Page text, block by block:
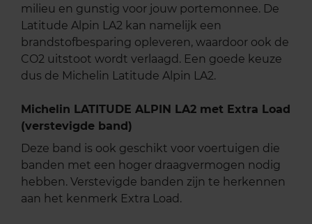
milieu en gunstig voor jouw portemonnee. De
Latitude Alpin LA2 kan namelijk een
brandstofbesparing opleveren, waardoor ook de
CO2 uitstoot wordt verlaagd. Een goede keuze
dus de Michelin Latitude Alpin LA2.
Michelin LATITUDE ALPIN LA2 met Extra Load
(verstevigde band)
Deze band is ook geschikt voor voertuigen die
banden met een hoger draagvermogen nodig
hebben. Verstevigde banden zijn te herkennen
aan het kenmerk Extra Load.